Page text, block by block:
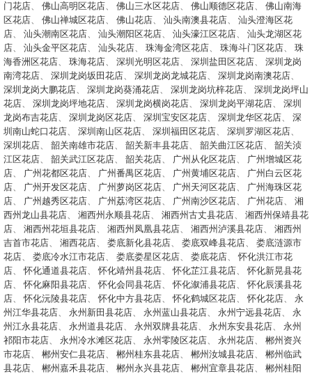
门花店、 佛山高明区花店、 佛山三水区花店、 佛山顺德区花店、 佛山南海
区花店、 佛山禅城区花店、 佛山花店、 汕头南澳县花店、 汕头澄海区花
店、 汕头潮南区花店、 汕头潮阳区花店、 汕头濠江区花店、 汕头龙湖区花
店、 汕头金平区花店、 汕头花店、 珠海金湾区花店、 珠海斗门区花店、 珠
海香洲区花店、 珠海花店、 深圳光明区花店、 深圳盐田区花店、 深圳龙岗
南湾花店、 深圳龙岗坂田花店、 深圳龙岗龙城花店、 深圳龙岗南澳花店、
深圳龙岗大鹏花店、 深圳龙岗葵涌花店、 深圳龙岗坑梓花店、 深圳龙岗坪山
花店、 深圳龙岗坪地花店、 深圳龙岗横岗花店、 深圳龙岗平湖花店、 深圳
龙岗布吉花店、 深圳龙岗区花店、 深圳宝安区花店、 深圳龙华区花店、 深
圳南山蛇口花店、 深圳南山区花店、 深圳福田区花店、 深圳罗湖区花店、
深圳花店、 韶关南雄市花店、 韶关新丰县花店、 韶关曲江区花店、 韶关浈
江区花店、 韶关武江区花店、 韶关花店、 广州从化区花店、 广州增城区花
店、 广州花都区花店、 广州番禺区花店、 广州黄埔区花店、 广州白云区花
店、 广州开发区花店、 广州萝岗区花店、 广州天河区花店、 广州海珠区花
店、 广州越秀区花店、 广州荔湾区花店、 广州南沙区花店、 广州花店、 湘
西州龙山县花店、 湘西州永顺县花店、 湘西州古丈县花店、 湘西州保靖县花
店、 湘西州花垣县花店、 湘西州凤凰县花店、 湘西州泸溪县花店、 湘西州
吉首市花店、 湘西花店、 娄底新化县花店、 娄底双峰县花店、 娄底涟源市
花店、 娄底冷水江市花店、 娄底娄星区花店、 娄底花店、怀化洪江市花
店、怀化通道县花店、怀化靖州县花店、怀化芷江县花店、怀化新晃县花
店、怀化麻阳县花店、怀化会同县花店、怀化溆浦县花店、怀化辰溪县花
店、怀化沅陵县花店、怀化中方县花店、怀化鹤城区花店、怀化花店、 永
州江华县花店、 永州新田县花店、 永州蓝山县花店、 永州宁远县花店、 永
州江永县花店、 永州道县花店、 永州双牌县花店、 永州东安县花店、 永州
祁阳市花店、 永州冷水滩区花店、 永州零陵区花店、 永州花店、 郴州资兴
市花店、 郴州安仁县花店、 郴州桂东县花店、 郴州汝城县花店、 郴州临武
县花店、 郴州嘉禾县花店、 郴州永兴县花店、 郴州宜章县花店、 郴州桂阳